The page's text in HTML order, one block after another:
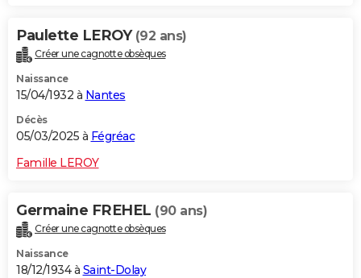
Paulette LEROY (92 ans)
Créer une cagnotte obsèques
Naissance
15/04/1932 à Nantes
Décès
05/03/2025 à Fégréac
Famille LEROY
Germaine FREHEL (90 ans)
Créer une cagnotte obsèques
Naissance
18/12/1934 à Saint-Dolay